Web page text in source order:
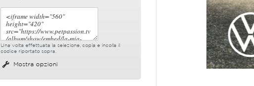
Una volta effettuata la selezione, copia e incolla il
codice riportato sopra.
Mostra opzioni